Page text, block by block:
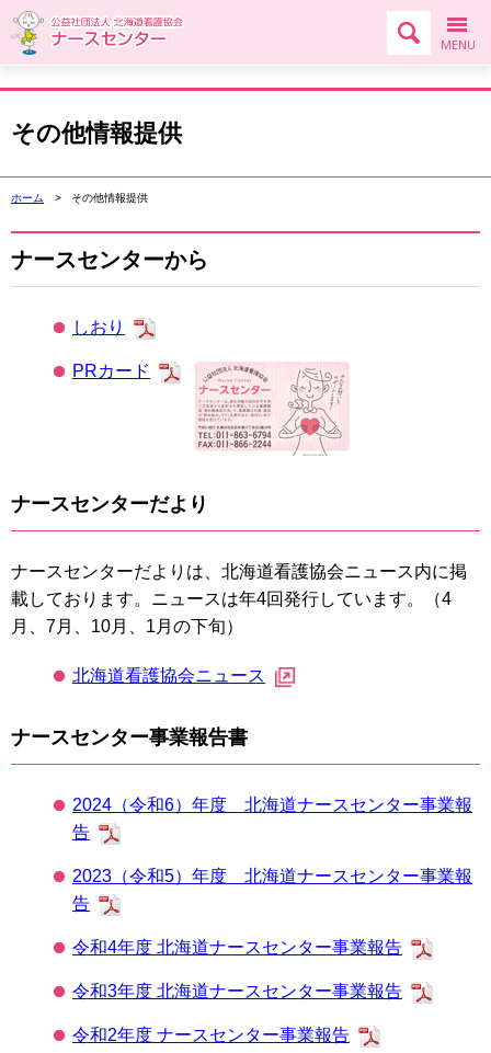
検索エ
メ
MENU
その他情報提供
ホーム > その他情報提供
ナースセンターから
しおり
PRカード
ナースセンターだより
ナースセンターだよりは、北海道看護協会ニュース内に掲
載しております。ニュースは年4回発行しています。（4
月、7月、10月、1月の下旬）
北海道看護協会ニュース
ナースセンター事業報告書
2024（令和6）年度 北海道ナースセンター事業報
告
2023（令和5）年度 北海道ナースセンター事業報
告
令和4年度 北海道ナースセンター事業報告
令和3年度 北海道ナースセンター事業報告
令和2年度 ナースセンター事業報告